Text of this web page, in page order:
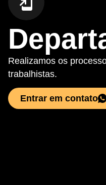
Realizamos os
trabalhistas.
Entrar em contato